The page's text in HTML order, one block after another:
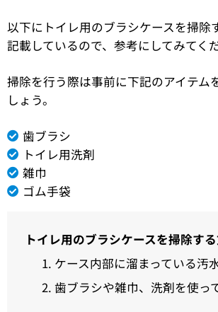
以下にトイレ用のブラシケースを掃除
記載しているので、参考にしてみてく
掃除を行う際は事前に下記のアイテム
しょう。
歯ブラシ
トイレ用洗剤
雑巾
ゴム手袋
トイレ用のブラシケースを掃除す
ケース内部に溜まっている汚
歯ブラシや雑巾、洗剤を使っ